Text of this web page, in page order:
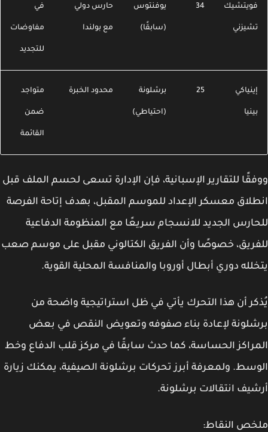
فويتشيك
تشيزني
يوفنتوس
(سابقًا)
حارس دولي
مع بولندا مفاوضات
للتجديد
إينياكي
بينيا
برشلونة
(احتياطي)
محدود الخبرة متواجد
ضمن
القائمة
للتقارير الإسبانية، فإن الإدارة تسعى لحسم الملف قبل
معسكر الإعداد للموسم المقبل، بهدف إتاحة الفرصة
الجديد للانسجام سريعًا مع المنظومة الدفاعية
خصوصًا وأن الفريق الكتالوني مقبل على موسم صعب
دوري أبطال أوروبا والمنافسة المحلية القوية.
أن هذا التحرك يأتي في ظل استراتيجية واضحة من
لإعادة بناء صفوفه وتعويض النقص في بعض
الحساسة، كما حدث سابقًا في مركز قلب الدفاع وخط
ولمعرفة أبرز تحركات برشلونة الصيفية، يمكنك زيارة
انتقالات برشلونة.
النقاط: